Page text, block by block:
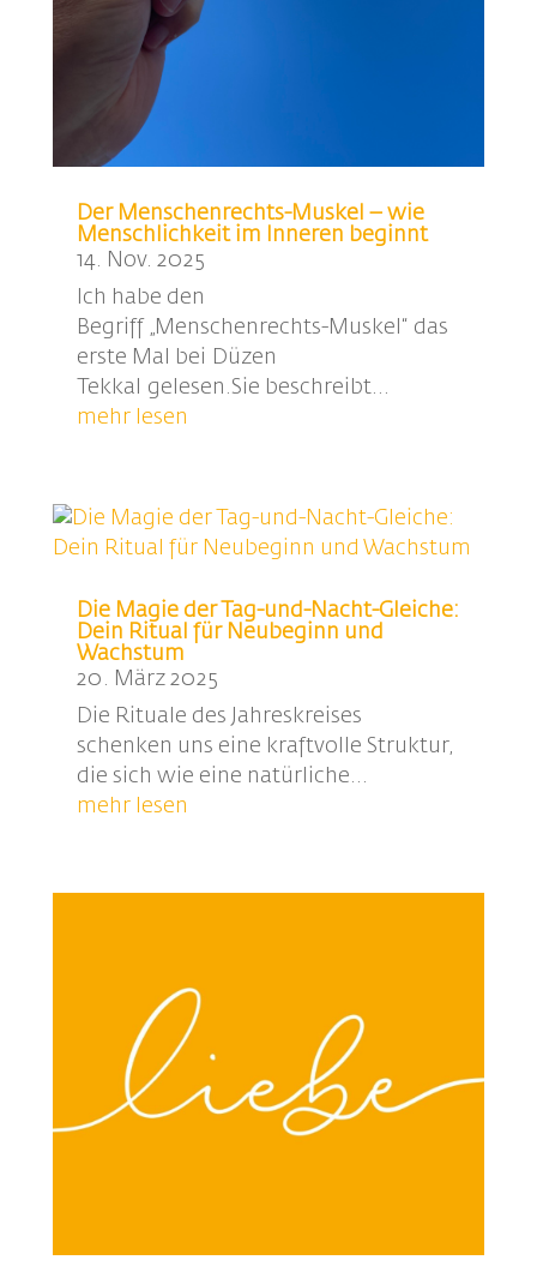
Der Menschenrechts-Muskel – wie
Menschlichkeit im Inneren beginnt
14. Nov. 2025
Ich habe den
Begriff „Menschenrechts-Muskel“ das
erste Mal bei Düzen
Tekkal gelesen.Sie beschreibt...
mehr lesen
Die Magie der Tag-und-Nacht-Gleiche:
Dein Ritual für Neubeginn und
Wachstum
20. März 2025
Die Rituale des Jahreskreises
schenken uns eine kraftvolle Struktur,
die sich wie eine natürliche...
mehr lesen